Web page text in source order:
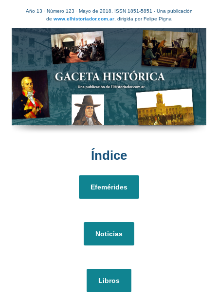
Año 13 · Número 123 · Mayo de 2018, ISSN 1851-5851 - Una publicación
de www.elhistoriador.com.ar , dirigida por Felipe Pigna
Índice​
Efemérides
Noticias
Libros